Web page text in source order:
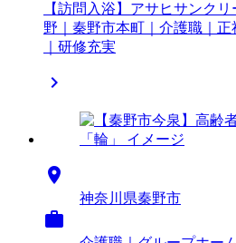
【訪問入浴】アサヒサンク
野｜秦野市本町｜介護職｜
｜研修充実


神奈川県秦野市
